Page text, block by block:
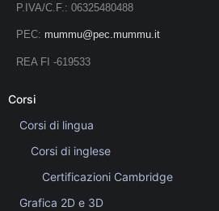
P.IVA/C.F.: 06325480488
PEC: mummu@pec.mummu.it
REA FI -619533
Corsi
Corsi di lingua
Corsi di inglese
Certificazioni Cambridge
Grafica 2D e 3D